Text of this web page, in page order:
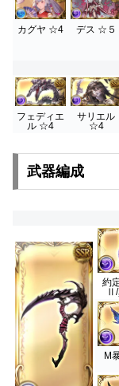
カグヤ ☆4 デス ☆５
フェディエ
ル ☆4
サリエル
☆4
武器編成
約
Ⅱ/
M